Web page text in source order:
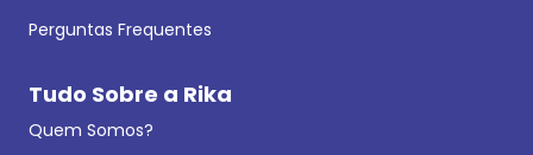
Perguntas Frequentes
Tudo Sobre a Rika
Quem Somos?